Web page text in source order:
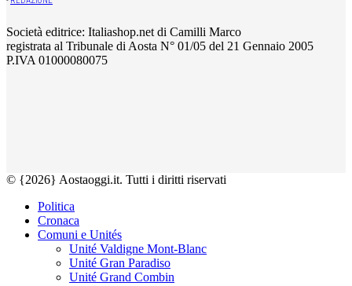
Società editrice: Italiashop.net di Camilli Marco
registrata al Tribunale di Aosta N° 01/05 del 21 Gennaio 2005
P.IVA 01000080075
© {2026} Aostaoggi.it. Tutti i diritti riservati
Politica
Cronaca
Comuni e Unités
Unité Valdigne Mont-Blanc
Unité Gran Paradiso
Unité Grand Combin